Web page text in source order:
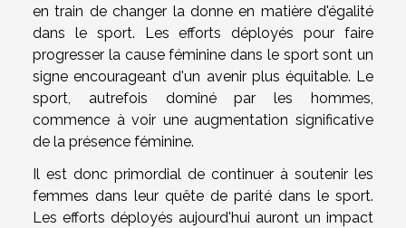
en train de changer la donne en matière d'égalité
dans le sport. Les efforts déployés pour faire
progresser la cause féminine dans le sport sont un
signe encourageant d'un avenir plus équitable. Le
sport, autrefois dominé par les hommes,
commence à voir une augmentation significative
de la présence féminine.
Il est donc primordial de continuer à soutenir les
femmes dans leur quête de parité dans le sport.
Les efforts déployés aujourd'hui auront un impact